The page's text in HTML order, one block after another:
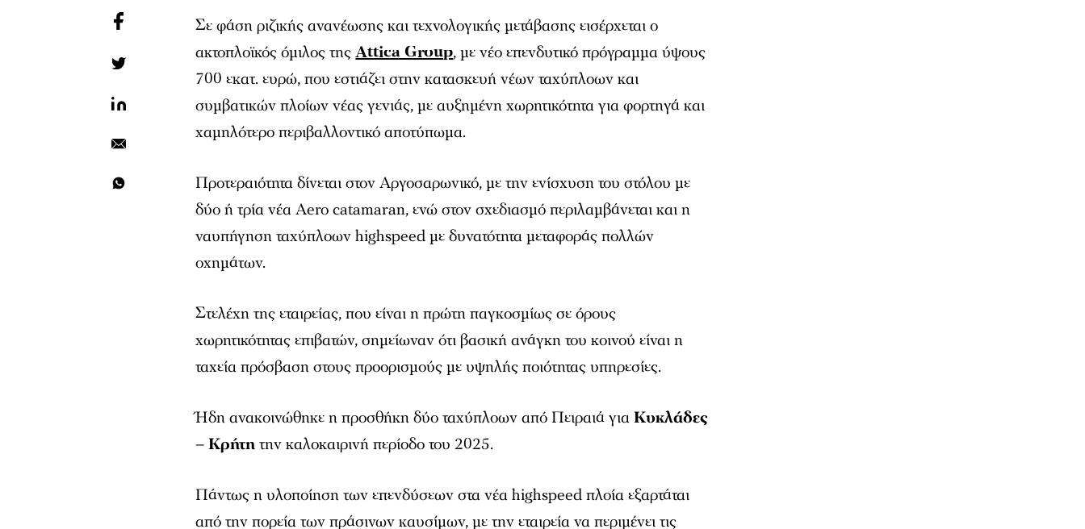
Σε φάση ριζικής ανανέωσης και τεχνολογικής μετάβασης εισέρχεται ο
ακτοπλοϊκός όμιλος τηςAttica Group, με νέο επενδυτικό πρόγραμμα ύψους
700 εκατ. ευρώ, που εστιάζει στην κατασκευή νέων ταχύπλοων και
συμβατικών πλοίων νέας γενιάς, με αυξημένη χωρητικότητα για φορτηγά και
χαμηλότερο περιβαλλοντικό αποτύπωμα.
Προτεραιότητα δίνεται στον Αργοσαρωνικό, με την ενίσχυση του στόλου με
δύο ή τρία νέα Aero catamaran, ενώ στον σχεδιασμό περιλαμβάνεται και η
ναυπήγηση ταχύπλοων highspeed με δυνατότητα μεταφοράς πολλών
οχημάτων.
Στελέχη της εταιρείας, που είναι η πρώτη παγκοσμίως σε όρους
χωρητικότητας επιβατών, σημείωναν ότι βασική ανάγκη του κοινού είναι η
ταχεία πρόσβαση στους προορισμούς με υψηλής ποιότητας υπηρεσίες.
Ήδη ανακοινώθηκε η προσθήκη δύο ταχύπλοων από Πειραιά γιαΚυκλάδες
– Κρήτητην καλοκαιρινή περίοδο του 2025.
Πάντως η υλοποίηση των επενδύσεων στα νέα highspeed πλοία εξαρτάται
από την πορεία των πράσινων καυσίμων, με την εταιρεία να περιμένει τις